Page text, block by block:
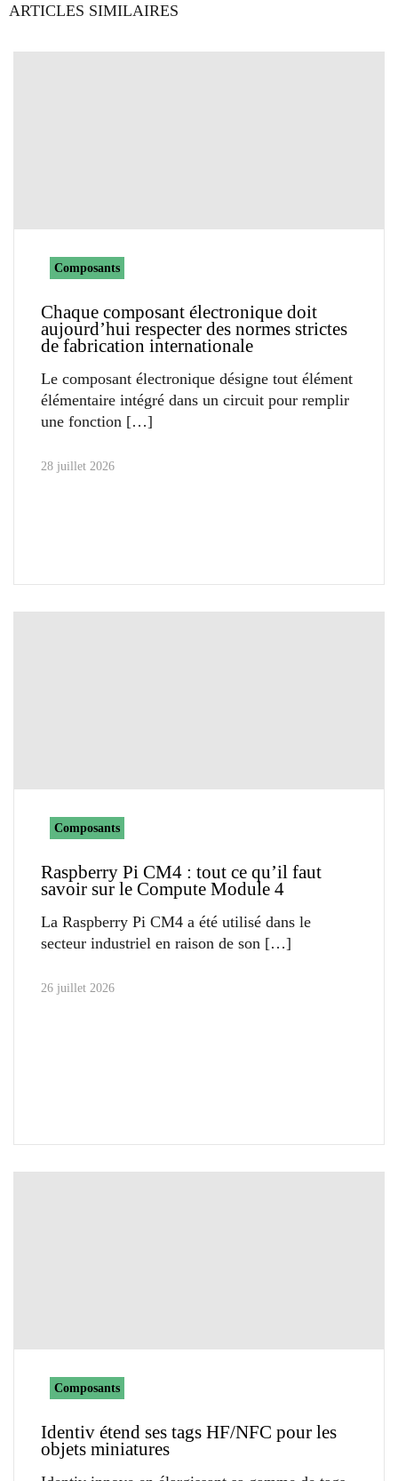
ARTICLES SIMILAIRES
Composants
Chaque composant électronique doit
aujourd’hui respecter des normes strictes
de fabrication internationale
Le composant électronique désigne tout élément
élémentaire intégré dans un circuit pour remplir
une fonction
28 juillet 2026
Composants
Raspberry Pi CM4 : tout ce qu’il faut
savoir sur le Compute Module 4
La Raspberry Pi CM4 a été utilisé dans le
secteur industriel en raison de son
26 juillet 2026
Composants
Identiv étend ses tags HF/NFC pour les
objets miniatures